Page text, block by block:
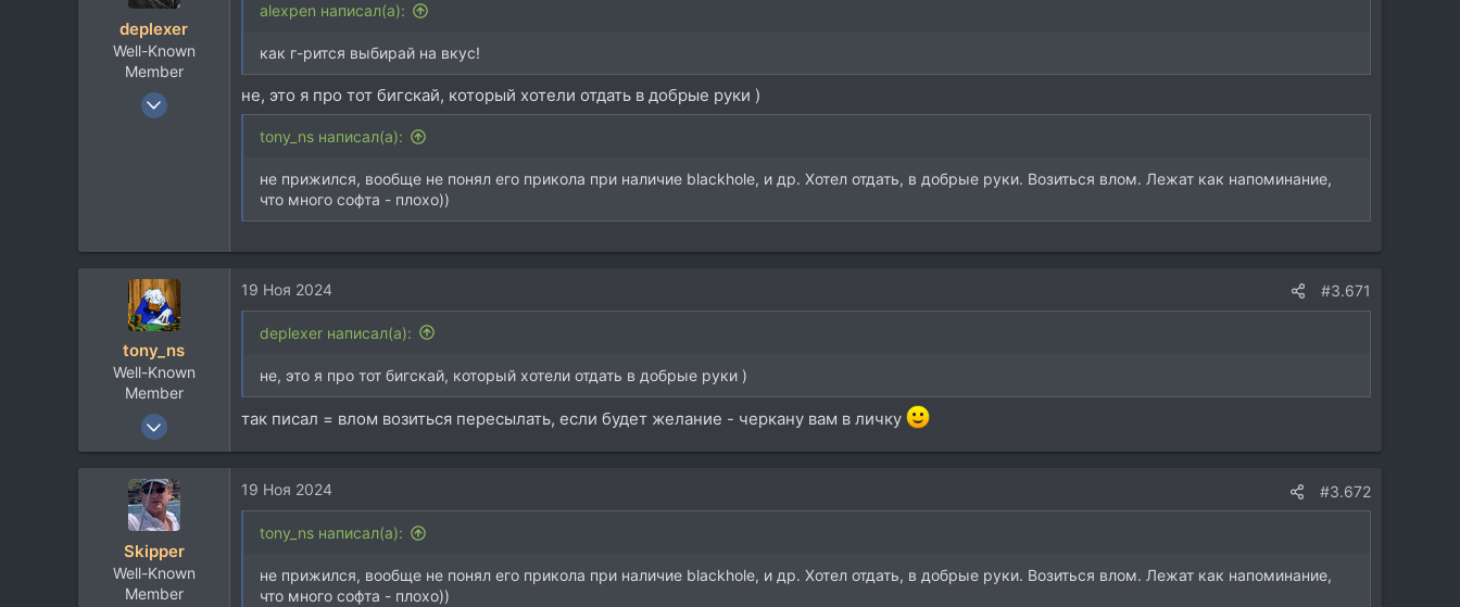
deplexer
Well-Known
Member
9 Янв 2012
alexpen написал(а):
как г-рится выбирай на вкус!
не, это я про тот бигскай, который хотели отдать в добрые руки )
tony_ns написал(а):
не прижился, вообще не понял его прикола при наличие blackhole, и др. Хотел отдать, в добрые руки. Возиться влом. Лежат как напоминание,
что много софта - плохо))
tony_ns
Well-Known
Member
10 Мар 2004
19 Ноя 2024 #3.671
deplexer написал(а):
не, это я про тот бигскай, который хотели отдать в добрые руки )
так писал = влом возиться пересылать, если будет желание - черкану вам в личку
Skipper
Well-Known
Member
19 Ноя 2024 #3.672
tony_ns написал(а):
не прижился, вообще не понял его прикола при наличие blackhole, и др. Хотел отдать, в добрые руки. Возиться влом. Лежат как напоминание,
что много софта - плохо))